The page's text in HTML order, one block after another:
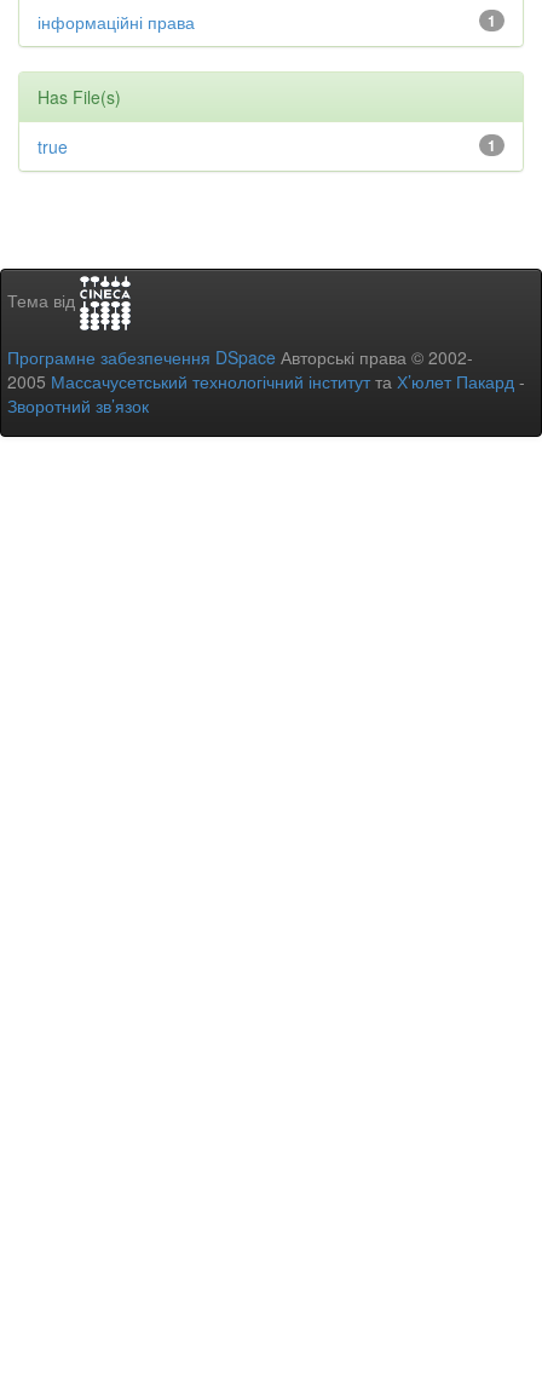
1
інформаційні права
Has File(s)
1
true
Тема від
Програмне забезпечення DSpace Авторські права © 2002-
2005 Массачусетський технологічний інститутта Х’юлет Пакард -
Зворотний зв’язок